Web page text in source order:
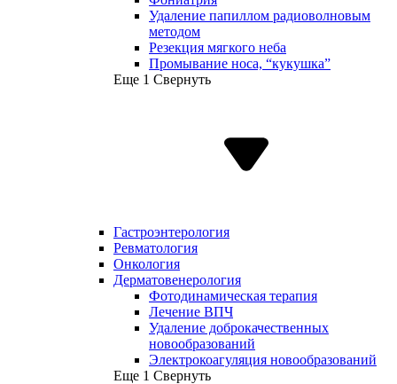
Удаление папиллом радиоволновым
методом
Резекция мягкого неба
Промывание носа, “кукушка”
Еще 1 Свернуть
Гастроэнтерология
Ревматология
Онкология
Дерматовенерология
Фотодинамическая терапия
Лечение ВПЧ
Удаление доброкачественных
новообразований
Электрокоагуляция новообразований
Еще 1 Свернуть